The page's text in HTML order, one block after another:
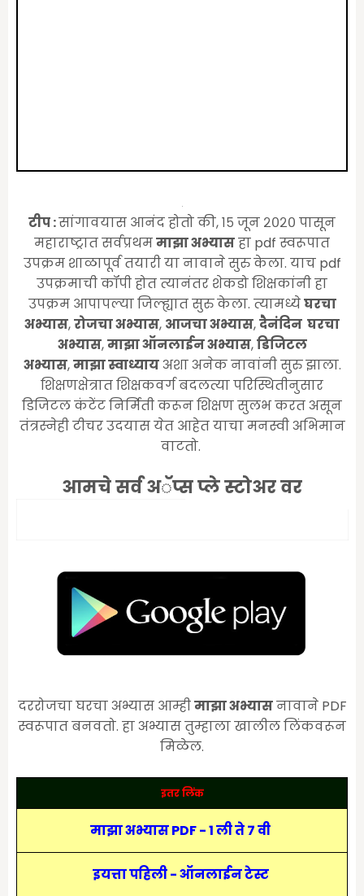
टीप :सांगावयास आनंद होतो की, १५ जून २०२० पासून
महाराष्ट्रात सर्वप्रथममाझा अभ्यासहा pdf स्वरूपात
उपक्रम शाळापूर्व तयारी या नावाने सुरु केला. याच pdf
उपक्रमाची कॉपी होत त्यानंतर शेकडो शिक्षकांनी हा
उपक्रम आपापल्या जिल्ह्यात सुरु केला. त्यामध्येघरचा
अभ्यास,रोजचा अभ्यास, आजचा अभ्यास,दैनंदिन घरचा
अभ्यास,माझा ऑनलाईन अभ्यास,डिजिटल
अभ्यास,माझा स्वाध्यायअशा अनेक नावांनी सुरु झाला.
शिक्षणक्षेत्रात शिक्षकवर्ग बदलत्या परिस्थितीनुसार
डिजिटल कंटेंट निर्मिती करून शिक्षण सुलभ करत असून
तंत्रस्नेही टीचर उदयास येत आहेत याचा मनस्वी अभिमान
वाटतो.
आमचे सर्व अॅप्स प्ले स्टोअर वर
दररोजचा घरचा अभ्यास आम्हीमाझा अभ्यासनावाने PDF
स्वरूपात बनवतो. हा अभ्यास तुम्हाला खालील लिंकवरून
मिळेल.
इतर लिंक
माझा अभ्यास PDF - 1 ली ते 7 वी
इयत्ता पहिली - ऑनलाईन टेस्ट